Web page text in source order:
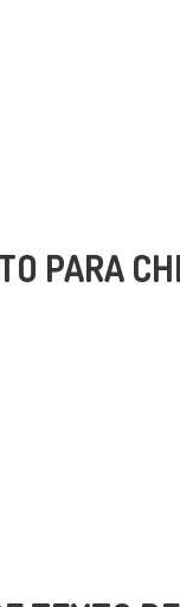
PARA